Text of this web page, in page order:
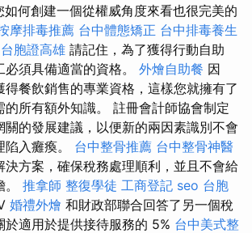
如何創建一個從權威角度來看也很完美的
摩排毒推薦 台中體態矯正 台中排毒養生
台胞證高雄 請記住，為了獲得行動自助
須具備適當的資格。 外燴自助餐 因
得餐飲銷售的專業資格，這樣您就擁有了
的所有額外知識。 註冊會計師協會制定
關的發展建議，以便新的兩因素識別不會
入癱瘓。 台中整骨推薦 台中整骨神醫
決方案，確保稅務處理順利，並且不會給
推拿師 整復學徒 工商登記 seo 台胞
婚禮外燴 和財政部聯合回答了另一個稅
於適用於提供接待服務的 5% 台中美式整